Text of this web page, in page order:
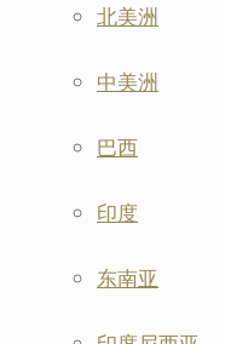
北美洲
中美洲
巴西
印度
东南亚